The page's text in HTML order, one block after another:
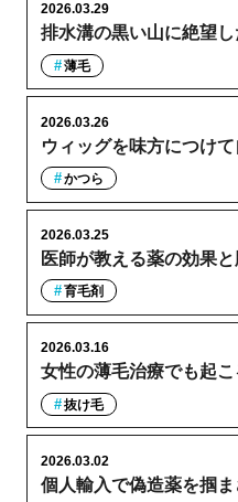
排水溝の黒い山に絶望し
2026.03.29
薄毛
ウィッグを味方につけ
2026.03.26
かつら
医師が教える薬の効果
2026.03.25
育毛剤
女性の薄毛治療でも起
2026.03.16
抜け毛
個人輸入で偽造薬を掴
2026.03.02